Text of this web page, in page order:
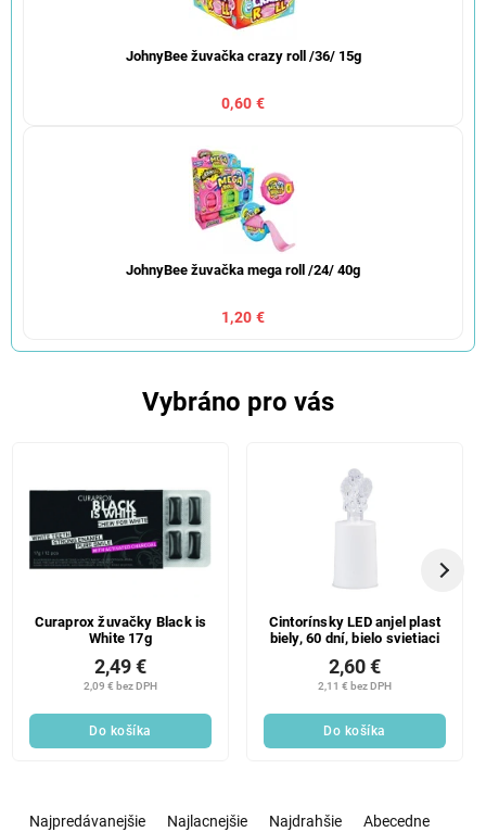
JohnyBee žuvačka crazy roll /36/ 15g
0,60 €
JohnyBee žuvačka mega roll /24/ 40g
1,20 €
Vybráno pro vás
Curaprox žuvačky Black is
White 17g
2,09 € bez DPH
2,49 €
Do košíka
Cintorínsky LED anjel plast
biely, 60 dní, bielo svietiaci
2,11 € bez DPH
2,60 €
Do košíka
Najpredávanejšie Najlacnejšie Najdrahšie Abecedne